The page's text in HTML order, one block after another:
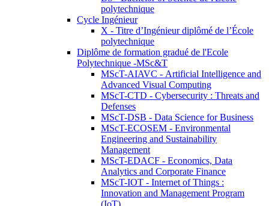
polytechnique
Cycle Ingénieur
X - Titre d’Ingénieur diplômé de l’École
polytechnique
Diplôme de formation gradué de l'Ecole
Polytechnique -MSc&T
MScT-AIAVC - Artificial Intelligence and
Advanced Visual Computing
MScT-CTD - Cybersecurity : Threats and
Defenses
MScT-DSB - Data Science for Business
MScT-ECOSEM - Environmental
Engineering and Sustainability
Management
MScT-EDACF - Economics, Data
Analytics and Corporate Finance
MScT-IOT - Internet of Things :
Innovation and Management Program
(IoT)